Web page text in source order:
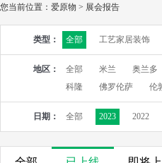
您当前位置： 爱原物 > 展会报告
类型： 全部 工艺家居装饰
地区： 全部 米兰 奥兰多
科隆
佛罗伦萨 伦
日期： 全部 2023 2022